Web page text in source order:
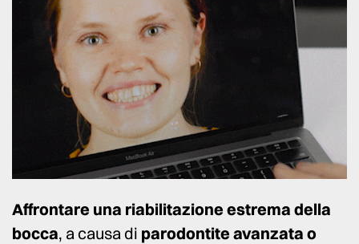
Affrontare una riabilitazione estrema della
bocca, a causa di parodontite avanzata o